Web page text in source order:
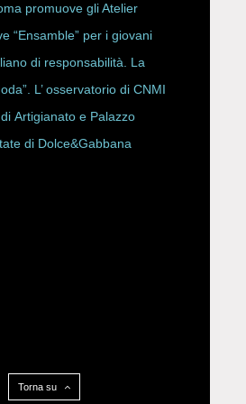
promuove gli Atelier
“Ensamble” per i giovani
di responsabilità. La
L’ osservatorio di CNMI
Artigianato e Palazzo
di Dolce&Gabbana
Torna su